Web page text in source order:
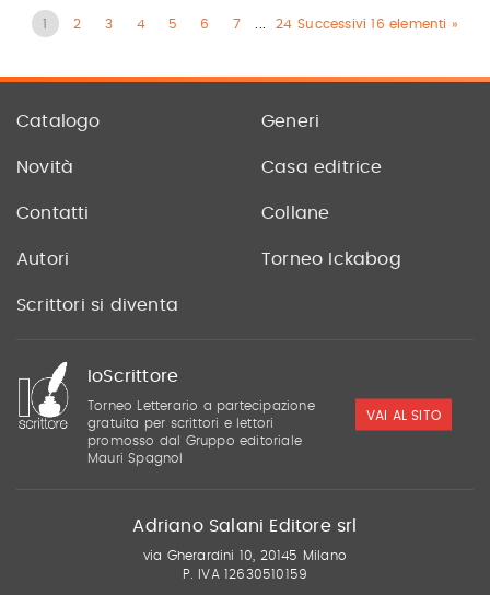
Successivi 16 elementi »
1 2 3 4 5 6 7 24
Catalogo Generi
Novità Casa editrice
Contatti Collane
Autori Torneo Ickabog
Scrittori si diventa
IoScrittore
Torneo Letterario a partecipazione
gratuita per scrittori e lettori
promosso dal Gruppo editoriale
Mauri Spagnol
VAI AL SITO
Adriano Salani Editore srl
via Gherardini 10, 20145 Milano
P. IVA 12630510159